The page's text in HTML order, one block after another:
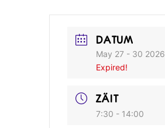
DATUM
May 27 - 30 2026
Expired!
ZÄIT
7:30 - 14:00